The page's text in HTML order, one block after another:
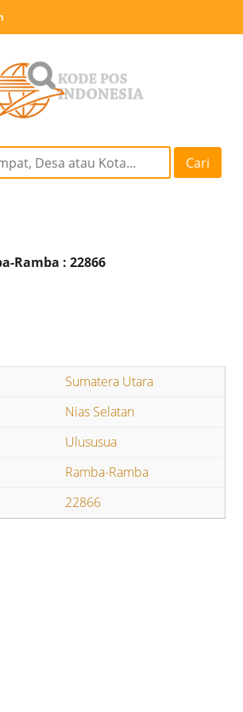
Cari
Ramba : 22866
Sumatera Utara
Nias Selatan
Ulususua
Ramba-Ramba
22866